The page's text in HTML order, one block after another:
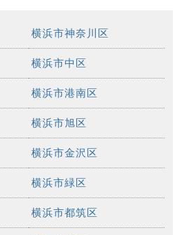
横浜市神奈川区
横浜市中区
横浜市港南区
横浜市旭区
横浜市金沢区
横浜市緑区
横浜市都筑区